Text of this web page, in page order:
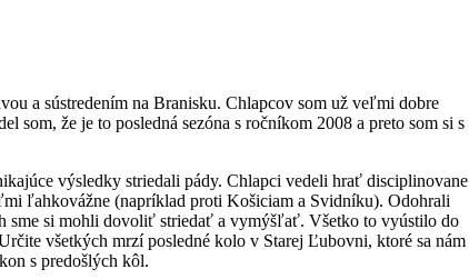
a sústredením na Branisku. Chlapcov som už veľmi dobre
som, že je to posledná sezóna s ročníkom 2008 a preto som si s
výsledky striedali pády. Chlapci vedeli hrať disciplinovane
ľahkovážne (napríklad proti Košiciam a Svidníku). Odohrali
sme si mohli dovoliť striedať a vymýšľať. Všetko to vyústilo do
všetkých mrzí posledné kolo v Starej Ľubovni, ktoré sa nám
s predošlých kôl.